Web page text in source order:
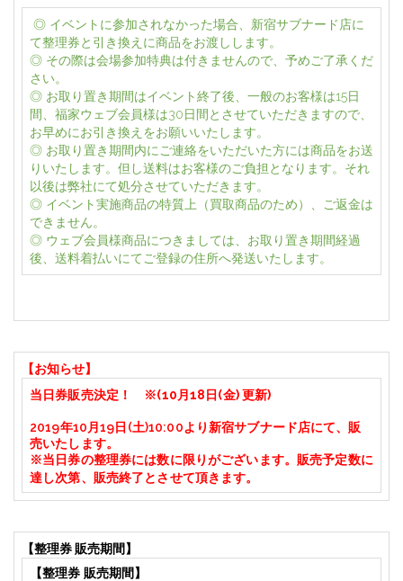
◎ イベントに参加されなかった場合、新宿サブナード店に
て整理券と引き換えに商品をお渡しします。
◎ その際は会場参加特典は付きませんので、予めご了承くだ
さい。
◎ お取り置き期間はイベント終了後、一般のお客様は15日
間、福家ウェブ会員様は30日間とさせていただきますので、
お早めにお引き換えをお願いいたします。
◎ お取り置き期間内にご連絡をいただいた方には商品をお送
りいたします。但し送料はお客様のご負担となります。それ
以後は弊社にて処分させていただきます。
◎ イベント実施商品の特質上（買取商品のため）、ご返金は
できません。
◎ ウェブ会員様商品につきましては、お取り置き期間経過
後、送料着払いにてご登録の住所へ発送いたします。
【お知らせ】
当日券販売決定！
※(10月18日(金) 更新)
2019年10月19日(土)10:00より新宿サブナード店にて、販
売いたします。
※当日券の整理券には数に限りがございます。販売予定数に
達し次第、販売終了とさせて頂きます。
【整理券 販売期間】
【整理券 販売期間】